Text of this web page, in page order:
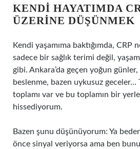
KENDI HAYATIMDA
ÜZERINE DÜŞÜNMEK
Kendi yaşamıma baktığımda, CRP
sadece bir sağlık terimi değil,
gibi. Ankara’da geçen yoğun
beslenme, bazen uykusuz geceler…
toplamı var ve bu toplamın bir
hissediyorum.
Bazen şunu düşünüyorum: Ya
önce sinyal veriyorsa ama ben